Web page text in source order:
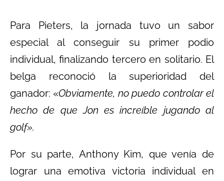
Para Pieters, la jornada tuvo un sabor
especial al conseguir su primer podio
individual, finalizando tercero en solitario. El
belga reconoció la superioridad del
ganador: «Obviamente, no puedo controlar el
hecho de que Jon es increíble jugando al
golf».
Por su parte, Anthony Kim, que venía de
lograr una emotiva victoria individual en